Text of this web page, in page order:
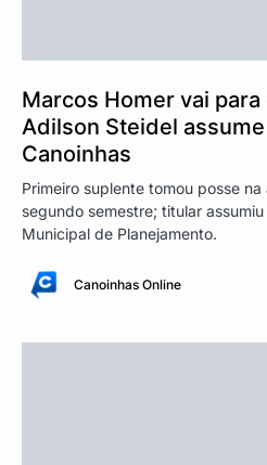
Marcos Homer vai
Adilson Steidel
Canoinhas
Primeiro suplente tomou posse
segundo semestre; titular
Municipal de Planejamento.
Canoinhas Online